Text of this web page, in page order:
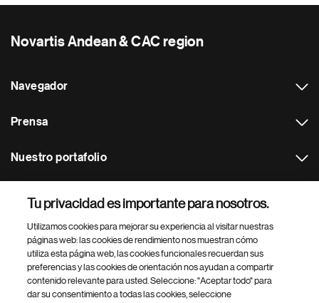
Novartis Andean & CAC region
Navegador
Prensa
Nuestro portafolio
Footer Site Search
Tu privacidad es importante para nosotros.
Utilizamos cookies para mejorar su experiencia al visitar nuestras
páginas web: las cookies de rendimiento nos muestran cómo
utiliza esta página web, las cookies funcionales recuerdan sus
preferencias y las cookies de orientación nos ayudan a compartir
contenido relevante para usted. Seleccione: "Aceptar todo" para
dar su consentimiento a todas las cookies, seleccione